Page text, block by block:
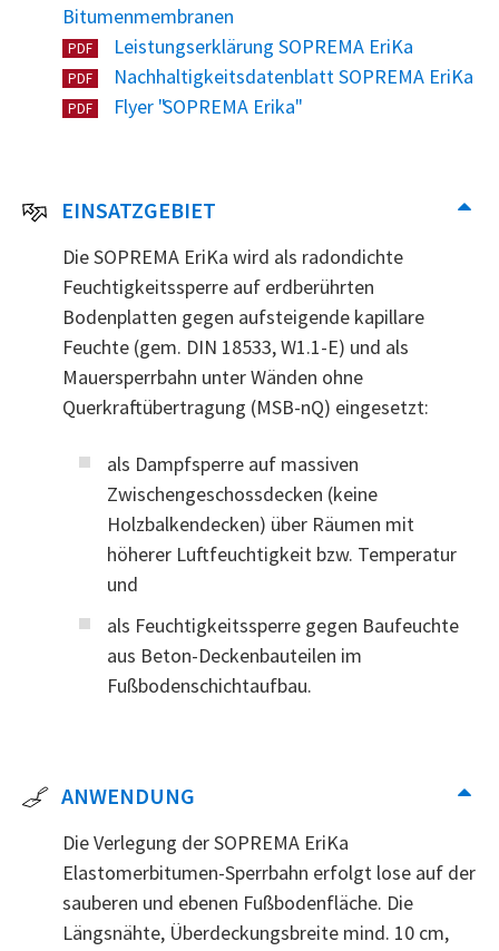
Bitumenmembranen
PDF Leistungserklärung SOPREMA EriKa
PDF Nachhaltigkeitsdatenblatt SOPREMA EriKa
PDF Flyer "SOPREMA Erika"
EINSATZGEBIET
Die SOPREMA EriKa wird als radondichte
Feuchtigkeitssperre auf erdberührten
Bodenplatten gegen aufsteigende kapillare
Feuchte (gem. DIN 18533, W1.1-E) und als
Mauersperrbahn unter Wänden ohne
Querkraftübertragung (MSB-nQ) eingesetzt:
als Dampfsperre auf massiven
Zwischengeschossdecken (keine
Holzbalkendecken) über Räumen mit
höherer Luftfeuchtigkeit bzw. Temperatur
und
als Feuchtigkeitssperre gegen Baufeuchte
aus Beton-Deckenbauteilen im
Fußbodenschichtaufbau.
ANWENDUNG
Die Verlegung der SOPREMA EriKa
Elastomerbitumen-Sperrbahn erfolgt lose auf der
sauberen und ebenen Fußbodenfläche. Die
Längsnähte, Überdeckungsbreite mind. 10 cm,